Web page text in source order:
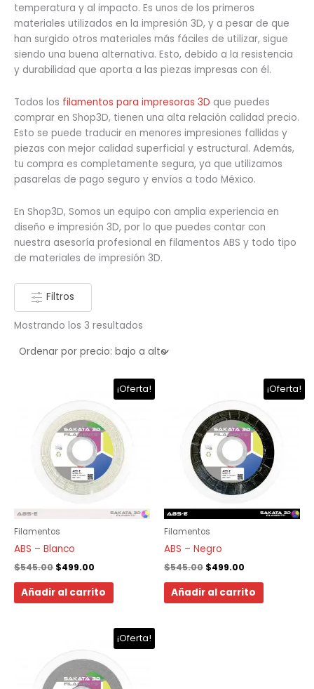
temperatura y al impacto. Es unos de los primeros
materiales utilizados en la impresión 3D, y a pesar de que
han surgido otros materiales más fáciles de utilizar, sigue
siendo una buena alternativa. Esto, debido a la resistencia
y durabilidad que aporta a las piezas impresas con él.
Todos los filamentos para impresoras 3D que puedes
comprar en Shop3D, tienen una alta relación calidad precio.
Esto se puede traducir en menores impresiones fallidas y
piezas con mejor calidad superficial y estructural. Además,
tu compra es completamente segura, ya que utilizamos
pasarelas de pago seguro y envíos a todo México.
En Shop3D, Somos un equipo con amplia experiencia en
diseño e impresión 3D, por lo que puedes contar con
nuestra asesoría profesional en filamentos ABS y todo tipo
de materiales de impresión 3D.
Filtros
Mostrando los 3 resultados
¡Oferta!
Filamentos
ABS – Blanco
$545.00
original
era:
$545.00.
$499.00
precio
actual
es:
$499.00.
Añadir al carrito
¡Oferta!
Filamentos
ABS – Negro
$545.00
original
era:
$545.00.
$499.00
precio
actual
es:
$499.00.
Añadir al carrito
¡Oferta!
original
era:
$545.00.
precio
actual
es:
$499.00.